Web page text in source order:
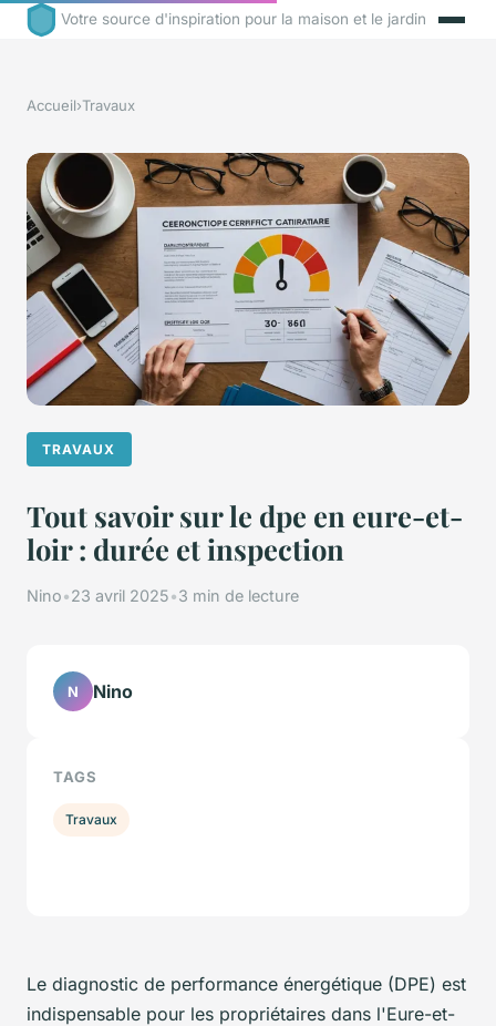
Votre source d'inspiration pour la maison et le jardin
Accueil›Travaux
TRAVAUX
Tout savoir sur le dpe en eure-et-
loir : durée et inspection
Nino•23 avril 2025•3 min de lecture
Le diagnostic de performance énergétique (DPE) est
indispensable pour les propriétaires dans l'Eure-et-
N Nino
TAGS
Travaux